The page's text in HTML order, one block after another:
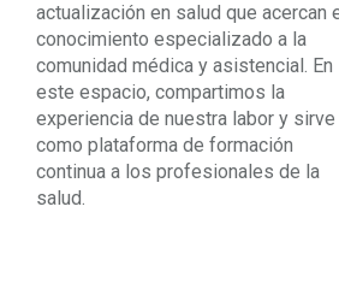
actualización en salud que acercan
conocimiento especializado a la
comunidad médica y asistencial. En
este espacio, compartimos la
experiencia de nuestra labor y sirve
como plataforma de formación
continua a los profesionales de la
salud.